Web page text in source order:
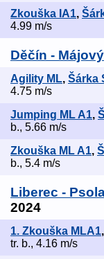
Zkouška IA1,
4.99 m/s
Děčín -
Agility ML, Šárka
4.75 m/s
Jumping ML A1,
b., 5.66 m/s
Zkouška ML A1,
b., 5.4 m/s
Liberec -
2024
1. Zkouška MLA1,
tr. b., 4.16 m/s